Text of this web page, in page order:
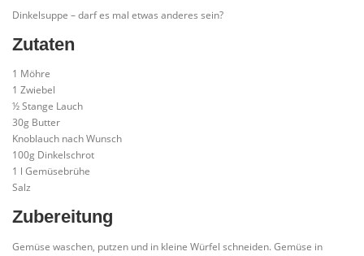
Dinkelsuppe – darf es mal etwas anderes sein?
Zutaten
1 Möhre
1 Zwiebel
½ Stange Lauch
30g Butter
Knoblauch nach Wunsch
100g Dinkelschrot
1 l Gemüsebrühe
Salz
Zubereitung
Gemüse waschen, putzen und in kleine Würfel schneiden. Gemüse in